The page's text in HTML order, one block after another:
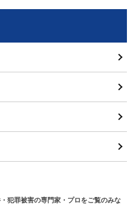
犯罪被害の専門家・プロをご覧のみな